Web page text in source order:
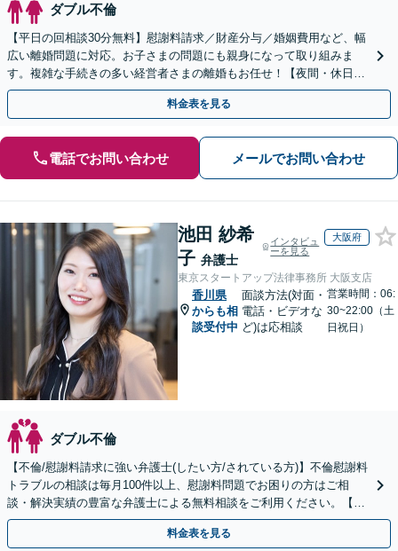
ダブル不倫
【平日の回相談30分無料】慰謝料請求／財産分与／婚姻費用など、幅
広い離婚問題に対応。お子さまの問題にも親身になって取り組みま
す。複雑な手続きの多い経営者さまの離婚もお任せ！【夜間・休日相
談可】【個室完備】【瓦町駅10分】
料金表を見る
電話でお問い合わせ メールでお問い合わせ
池田 紗希
子 弁護士
インタビュ
ーを見る
大阪府
東京スタートアップ法律事務所 大阪支店
香川県
からも相
談受付中
面談方法(対面・
電話・ビデオな
ど)は応相談
営業時間：06:
30~22:00（土
日祝日）
ダブル不倫
【不倫/慰謝料請求に強い弁護士(したい方/されている方)】不倫慰謝料
トラブルの相談は毎月100件以上、慰謝料問題でお困りの方はご相
談・解決実績の豊富な弁護士による無料相談をご利用ください。【不
倫相談は初回0円】【全国対応】
料金表を見る